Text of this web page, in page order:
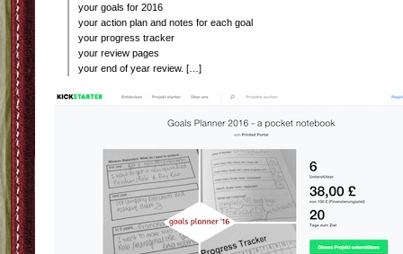
your goals for 2016
your action plan and notes for each goal
your progress tracker
your review pages
your end of year review. […]